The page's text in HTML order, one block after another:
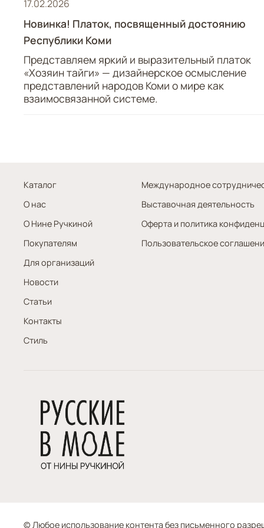
17.02.2026
Новинка! Платок, посвященный достоянию
Республики Коми
Представляем яркий и выразительный платок
«Хозяин тайги» — дизайнерское осмысление
представлений народов Коми о мире как
взаимосвязанной системе.
Каталог
О нас
О Нине Ручкиной
Покупателям
Для организаций
Новости
Статьи
Контакты
Стиль
Международное
Выставочная деятельность
Оферта и политика
Пользовательское
© Любое использование контента без письменного